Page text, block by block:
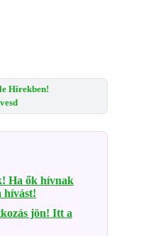
Hírekben!
Ha ők hívnak
hívást!
jön! Itt a